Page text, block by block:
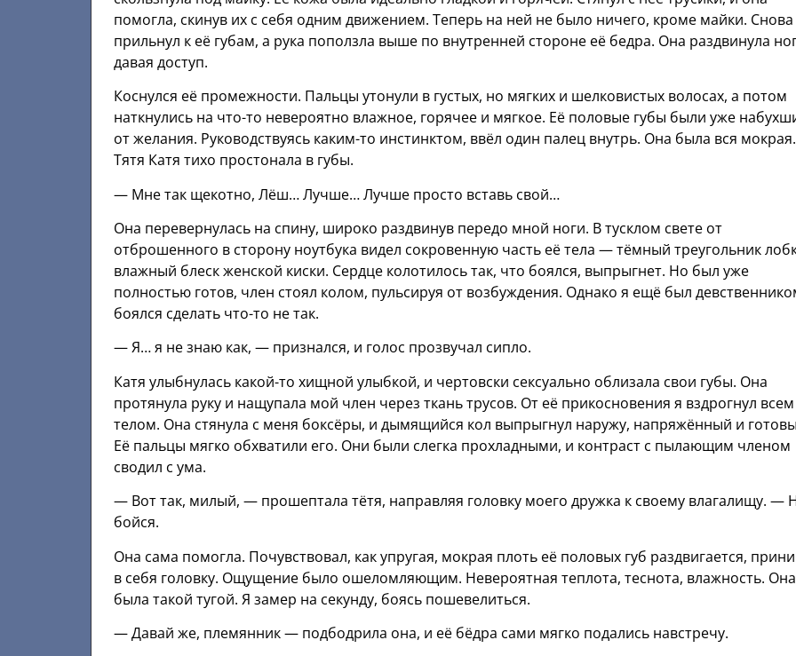
помогла, скинув их с себя одним движением. Теперь на ней не было ничего, кроме майки. Снова
прильнул к её губам, а рука поползла выше по внутренней стороне её бедра. Она раздвинула
давая доступ.
Коснулся её промежности. Пальцы утонули в густых, но мягких и шелковистых волосах, а потом
наткнулись на что-то невероятно влажное, горячее и мягкое. Её половые губы были уже
от желания. Руководствуясь каким-то инстинктом, ввёл один палец внутрь. Она была вся мокрая.
Тятя Катя тихо простонала в губы.
— Мне так щекотно, Лёш… Лучше… Лучше просто вставь свой…
Она перевернулась на спину, широко раздвинув передо мной ноги. В тусклом свете от
отброшенного в сторону ноутбука видел сокровенную часть её тела — тёмный треугольник
влажный блеск женской киски. Сердце колотилось так, что боялся, выпрыгнет. Но был уже
полностью готов, член стоял колом, пульсируя от возбуждения. Однако я ещё был
боялся сделать что-то не так.
— Я… я не знаю как, — признался, и голос прозвучал сипло.
Катя улыбнулась какой-то хищной улыбкой, и чертовски сексуально облизала свои губы. Она
протянула руку и нащупала мой член через ткань трусов. От её прикосновения я вздрогнул всем
телом. Она стянула с меня боксёры, и дымящийся кол выпрыгнул наружу, напряжённый и
Её пальцы мягко обхватили его. Они были слегка прохладными, и контраст с пылающим членом
сводил с ума.
— Вот так, милый, — прошептала тётя, направляя головку моего дружка к своему влагалищу. —
бойся.
Она сама помогла. Почувствовал, как упругая, мокрая плоть её половых губ раздвигается,
в себя головку. Ощущение было ошеломляющим. Невероятная теплота, теснота, влажность. Она
была такой тугой. Я замер на секунду, боясь пошевелиться.
— Давай же, племянник — подбодрила она, и её бёдра сами мягко подались навстречу.